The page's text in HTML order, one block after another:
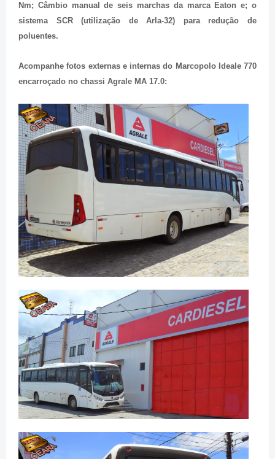
Nm; Câmbio manual de seis marchas da marca Eaton e; o
sistema SCR (utilização de Arla-32) para redução de
poluentes.
Acompanhe fotos externas e internas do Marcopolo Ideale 770
encarroçado no chassi Agrale MA 17.0: